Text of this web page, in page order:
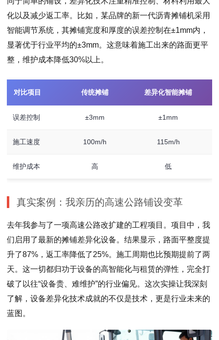
化以及减少返工率。比如，某品牌的新一代沥青摊铺机采用
智能调节系统，其摊铺宽度和厚度的误差控制在±1mm内，
显著优于行业平均的±3mm。这意味着施工出来的路面更平
整，维护成本降低30%以上。
对比项目 传统摊铺 差异化智能摊铺
误差控制 ±3mm ±1mm
施工速度 100m/h 115m/h
维护成本 高 低
真实案例：我亲历的高速公路铺设变革
去年我参与了一项高速公路改扩建的工程项目。项目中，我
们启用了最新的摊铺差异化设备。结果显示，路面平整度提
升了87%，返工率降低了25%。施工周期也比预期提前了两
天。这一切都归功于设备的高智能化与租赁的弹性，完全打
破了以往“设备贵、难维护”的行业偏见。这次实操让我深刻
了解，设备差异化技术成就的不仅是技术，更是行业未来的
蓝图。